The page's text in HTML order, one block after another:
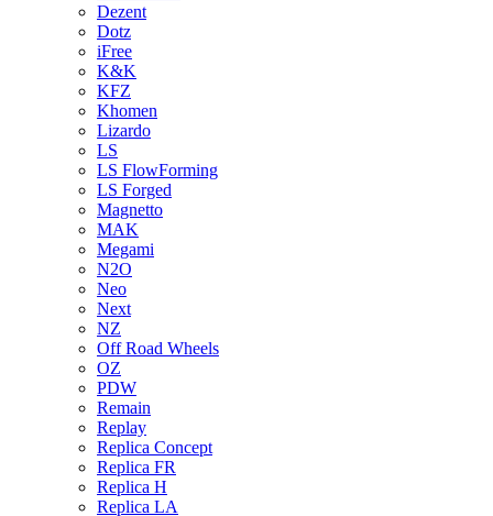
Dezent
Dotz
iFree
K&K
KFZ
Khomen
Lizardo
LS
LS FlowForming
LS Forged
Magnetto
MAK
Megami
N2O
Neo
Next
NZ
Off Road Wheels
OZ
PDW
Remain
Replay
Replica Concept
Replica FR
Replica H
Replica LA